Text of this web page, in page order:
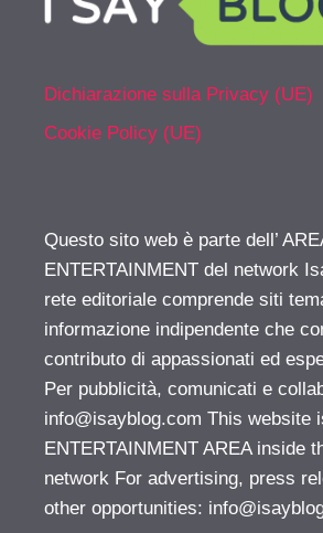
Dichiarazione sulla Privacy (UE)
Cookie Policy (UE)
Questo sito web è parte dell’
ENTERTAINMENT del network
rete editoriale comprende siti
informazione indipendente che
contributo di appassionati ed
Per pubblicità, comunicati e
info@isayblog.com This website
ENTERTAINMENT AREA inside
network For advertising, press
other opportunities: